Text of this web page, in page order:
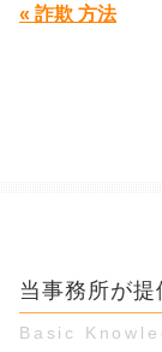
« 詐欺 方法
当事務所が
Basic